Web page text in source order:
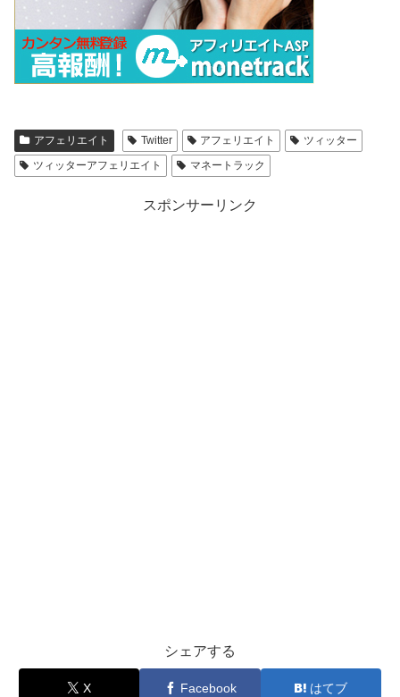
アフェリエイト Twitter アフェリエイト
ツィッター
ツィッターアフェリエイト
マネートラック
スポンサーリンク
シェアする
X Facebook はてブ